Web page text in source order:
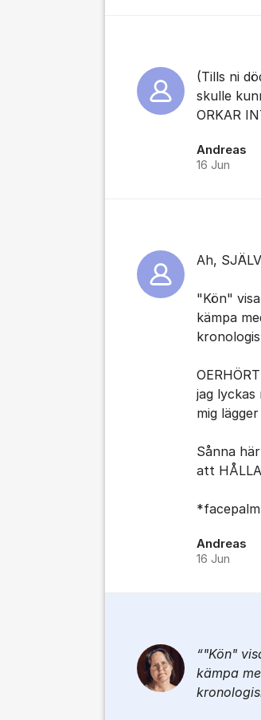
(Tills ni
skulle
ORKAR
Andreas
16 Jun
Ah,
"Kön"
kämpa
jag
mig
Sånna
att
Andreas
16 Jun
"Kön"
kämpa